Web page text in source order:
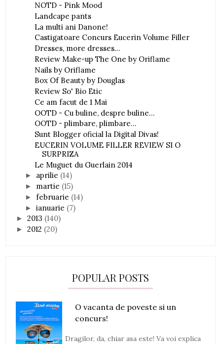
NOTD - Pink Mood
Landcape pants
La multi ani Danone!
Castigatoare Concurs Eucerin Volume Filler
Dresses, more dresses...
Review Make-up The One by Oriflame
Nails by Oriflame
Box Of Beauty by Douglas
Review So' Bio Etic
Ce am facut de 1 Mai
OOTD - Cu buline, despre buline...
OOTD - plimbare, plimbare...
Sunt Blogger oficial la Digital Divas!
EUCERIN VOLUME FILLER REVIEW SI O
SURPRIZA
Le Muguet du Guerlain 2014
► aprilie (14)
► martie (15)
►februarie (14)
►ianuarie (7)
►2013 (140)
►2012 (20)
POPULAR POSTS
O vacanta de poveste si un
concurs!
Dragilor, da, chiar asa este! Va voi explica